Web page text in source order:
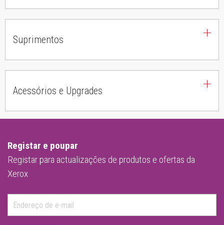
Suprimentos
Acessórios e Upgrades
Registar e poupar
Registar para actualizações de produtos e ofertas da
Xerox